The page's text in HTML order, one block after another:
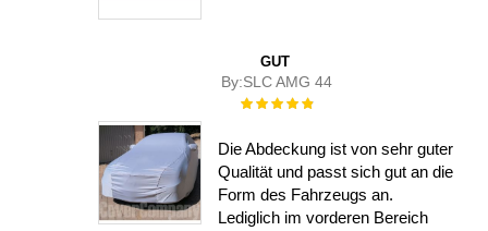
GUT
By:SLC AMG 44
Rating:
Die Abdeckung ist von sehr guter
Qualität und passt sich gut an die
Form des Fahrzeugs an.
Lediglich im vorderen Bereich